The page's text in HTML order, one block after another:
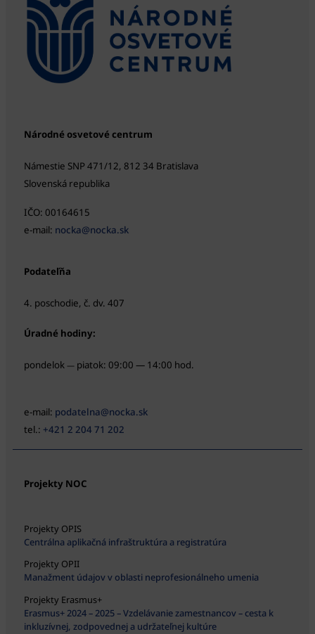
Národné osvetové centrum
Námestie SNP 471/12, 812 34 Bratislava
Slovenská republika
IČO: 00164615
e-mail: nocka@nocka.sk
Podateľňa
4. poschodie, č. dv. 407
Úradné hodiny:
pondelok — piatok: 09:00 — 14:00 hod.
e-mail: podatelna@nocka.sk
tel.: +421 2 204 71 202
Projekty NOC
Projekty OPIS
Centrálna aplikačná infraštruktúra a registratúra
Projekty OPII
Manažment údajov v oblasti neprofesionálneho umenia
Projekty Erasmus+
Erasmus+ 2024 – 2025 – Vzdelávanie zamestnancov – cesta k
inkluzívnej, zodpovednej a udržateľnej kultúre